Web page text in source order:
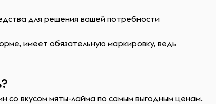
для решения вашей потребности
имеет обязательную маркировку, ведь
со вкусом мяты-лайма по самым выгодным ценам.